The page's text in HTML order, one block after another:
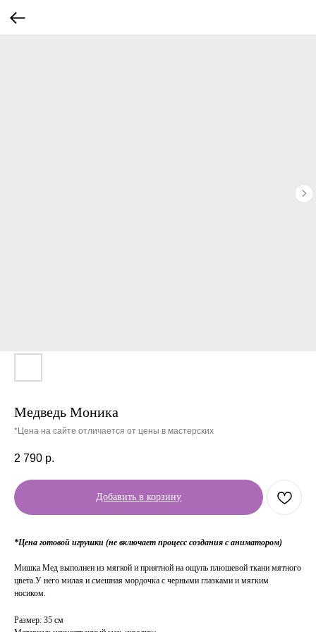
Медведь Моника
*Цена на сайте отличается от цены в мастерских
2 790 р.
Добавить в корзину
*Цена готовой игрушки (не включает процесс создания с аниматором)
Мишка Мед выполнен из мягкой и приятной на ощупь плюшевой ткани мятного
цвета.У него милая и смешная мордочка с черными глазками и мягким
носиком.
Размер: 35 см